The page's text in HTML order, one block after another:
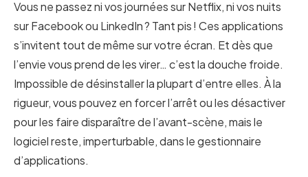
Vous ne passez ni vos journées sur Netflix, ni vos nuits
sur Facebook ou LinkedIn ? Tant pis ! Ces applications
s’invitent tout de même sur votre écran. Et dès que
l’envie vous prend de les virer… c’est la douche froide.
Impossible de désinstaller la plupart d’entre elles. À la
rigueur, vous pouvez en forcer l’arrêt ou les désactiver
pour les faire disparaître de l’avant-scène, mais le
logiciel reste, imperturbable, dans le gestionnaire
d’applications.